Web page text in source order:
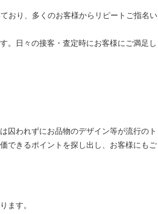
おり、多くのお客様からリピートご指名い
。日々の接客・査定時にお客様にご満足し
囚われずにお品物のデザイン等が流行のト
できるポイントを探し出し、お客様にもご
ます。